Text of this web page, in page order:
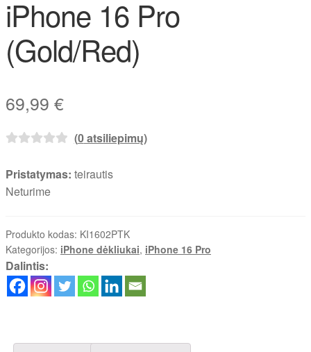
iPhone 16 Pro
(Gold/Red)
69,99 €
(0atsiliepimų)
Pristatymas: teirautis
Neturime
Produkto kodas: KI1602PTK
Kategorijos: iPhone dėkliukai, iPhone 16 Pro
Dalintis: